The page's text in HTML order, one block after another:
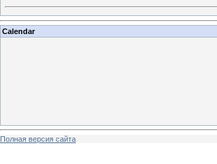
Calendar
Полная версия сайта